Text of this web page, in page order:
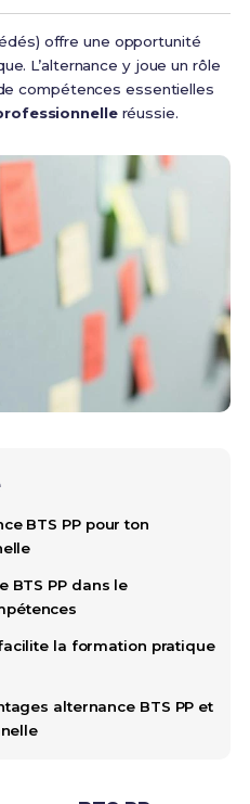
offre une opportunité
L’alternance y joue un rôle
compétences essentielles
réussie.
BTS PP pour ton
BTS PP dans le
la formation pratique
alternance BTS PP et